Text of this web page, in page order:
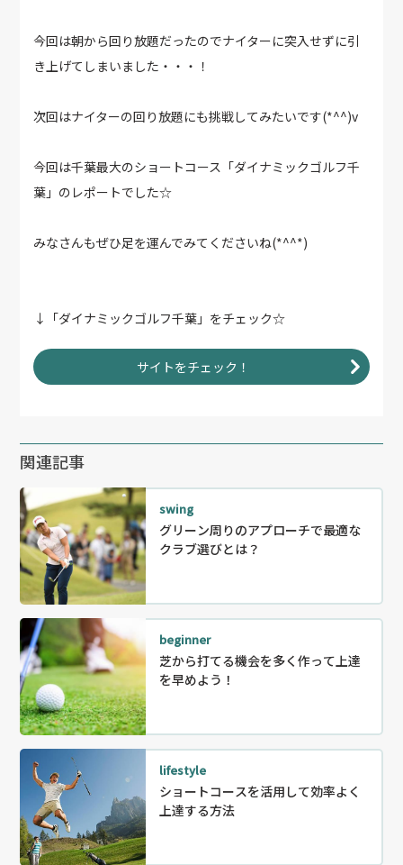
今回は朝から回り放題だったのでナイターに突入せずに引
き上げてしまいました・・・！
次回はナイターの回り放題にも挑戦してみたいです(*^^)v
今回は千葉最大のショートコース「ダイナミックゴルフ千
葉」のレポートでした☆
みなさんもぜひ足を運んでみてくださいね(*^^*)
↓「ダイナミックゴルフ千葉」をチェック☆
サイトをチェック！
関連記事
swing
グリーン周りのアプローチで最適な
クラブ選びとは？
beginner
芝から打てる機会を多く作って上達
を早めよう！
lifestyle
ショートコースを活用して効率よく
上達する方法